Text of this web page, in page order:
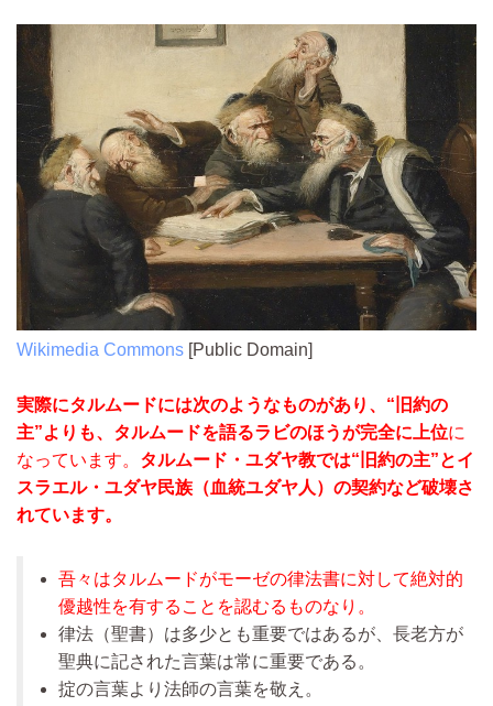
Wikimedia Commons [Public Domain]
実際にタルムードには次のようなものがあり、“旧約の
主”よりも、タルムードを語るラビのほうが完全に上位に
なっています。 タルムード・ユダヤ教では“旧約の主”とイ
スラエル・ユダヤ民族（血統ユダヤ人）の契約など破壊さ
れています。
吾々はタルムードがモーゼの律法書に対して絶対的
優越性を有することを認むるものなり。
律法（聖書）は多少とも重要ではあるが、長老方が
聖典に記された言葉は常に重要である。
掟の言葉より法師の言葉を敬え。